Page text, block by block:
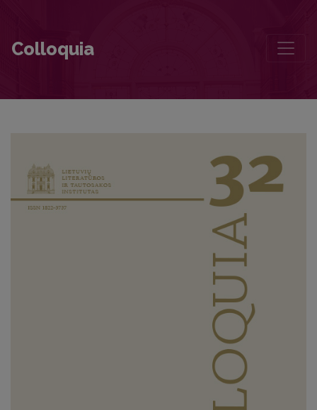
Colloquia